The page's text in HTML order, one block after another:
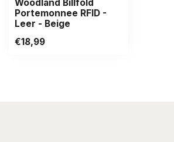
Woodland Billfold
Portemonnee RFID -
Leer - Beige
€18,99